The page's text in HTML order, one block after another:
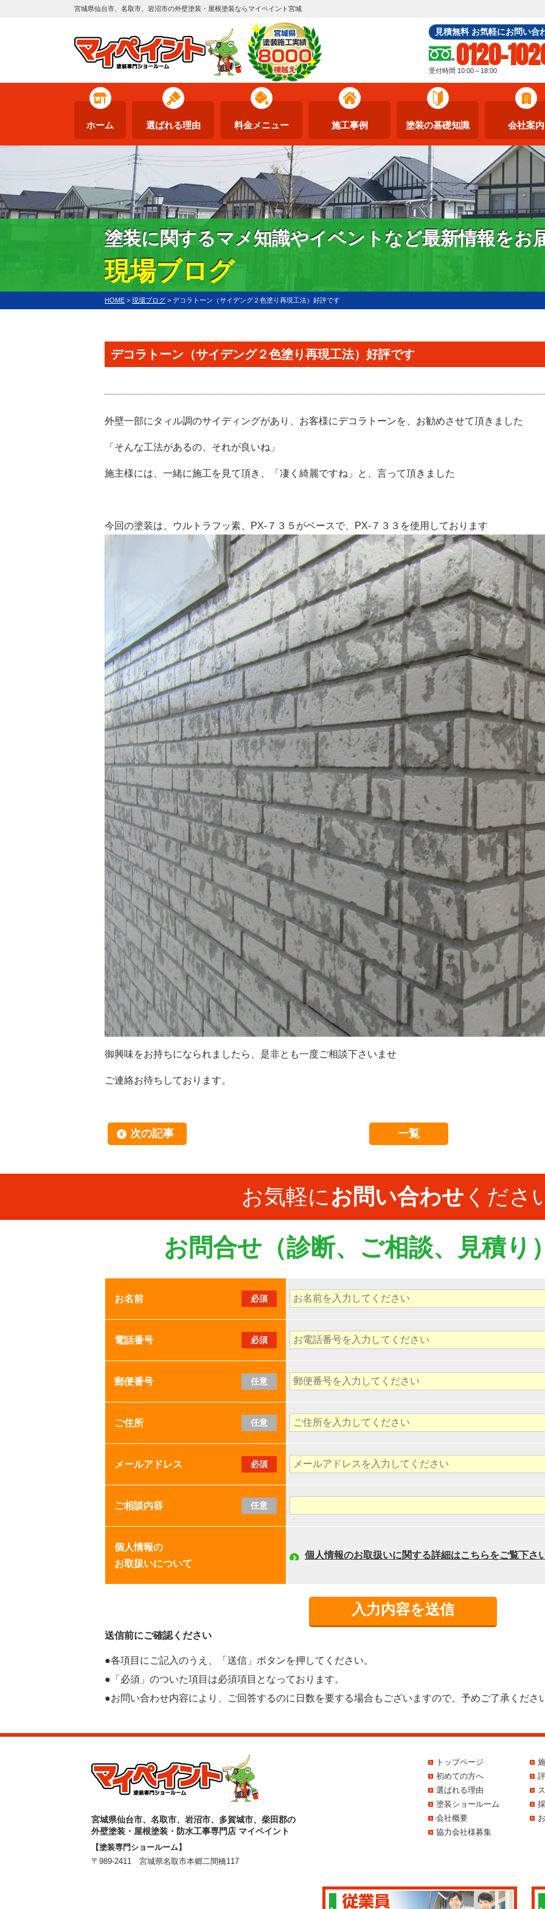
宮城県仙台市、名取市、岩沼市の外壁塗装・屋根塗装ならマイペイント宮城
見積無料 お気軽にお問い合
0120-
受付時間 10:00～18:00
ホーム 選ばれる理由 料金メニュー 施工事例 塗装の基礎知識 会社案内
塗装に関するマメ知識やイベントなど最新情報をお
現場ブログ
HOME > 現場ブログ > デコラトーン（サイデング２色塗り再現工法）好評です
デコラトーン（サイデング２色塗り再現工法）好評です
外壁一部にタィル調のサイディングがあり、お客様にデコラトーンを、お勧めさせて頂きました
「そんな工法があるの、それが良いね」
施主様には、一緒に施工を見て頂き、「凄く綺麗ですね」と、言って頂きました
今回の塗装は、ウルトラフッ素、PX-７３５がベースで、PX-７３３を使用しております
御興味をお持ちになられましたら、是非とも一度ご相談下さいませ
ご連絡お待ちしております。
次の記事 一覧
お気軽にお問い合わせ くださ
お問合せ（診断、ご相談、見積り
お名前 必須
電話番号 必須
郵便番号 任意
ご住所 任意
メールアドレス 必須
ご相談内容 任意
個人情報の
お取扱いについて
個人情報のお取扱いに関する詳細はこちらをご覧下さ
送信前にご確認ください
●各項目にご記入のうえ、「送信」ボタンを押してください。
●「必須」のついた項目は必須項目となっております。
●お問い合わせ内容により、ご回答するのに日数を要する場合もございますので、予めご了承くださ
宮城県仙台市、名取市、岩沼市、多賀城市、柴田郡の
外壁塗装・屋根塗装・防水工事専門店 マイペイント
【塗装専門ショールーム】
〒989-2411 宮城県名取市本郷二間橋117
トップページ
初めての方へ
選ばれる理由
塗装ショールーム
会社概要
協力会社様募集